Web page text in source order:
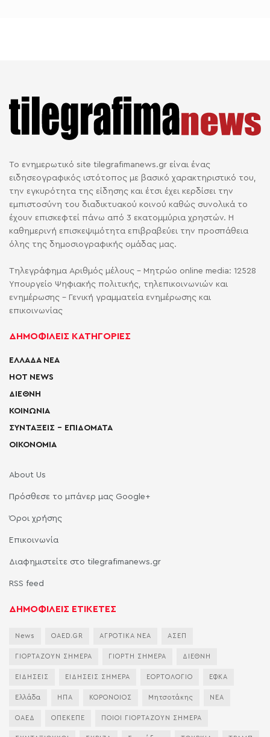
Το ενημερωτικό site tilegrafimanews.gr είναι ένας
ειδησεογραφικός ιστότοπος με βασικό χαρακτηριστικό του,
την εγκυρότητα της είδησης και έτσι έχει κερδίσει την
εμπιστοσύνη του διαδικτυακού κοινού καθώς συνολικά το
έχουν επισκεφτεί πάνω από 3 εκατομμύρια χρηστών. Η
καθημερινή επισκεψιμότητα επιβραβεύει την προσπάθεια
όλης της δημοσιογραφικής ομάδας μας.
Τηλεγράφημα Αριθμός μέλους - Μητρώο online media: 12528
Υπουργείο Ψηφιακής πολιτικής, τηλεπικοινωνιών και
ενημέρωσης - Γενική γραμματεία ενημέρωσης και
επικοινωνίας
ΔΗΜΟΦΙΛΕΙΣ ΚΑΤΗΓΟΡΙΕΣ
ΕΛΛΑΔΑ ΝΕΑ
HOT NEWS
ΔΙΕΘΝΗ
ΚΟΙΝΩΝΙΑ
ΣΥΝΤΑΞΕΙΣ – ΕΠΙΔΟΜΑΤΑ
ΟΙΚΟΝΟΜΙΑ
About Us
Πρόσθεσε το μπάνερ μας Google+
Όροι χρήσης
Επικοινωνία
Διαφημιστείτε στο tilegrafimanews.gr
RSS feed
ΔΗΜΟΦΙΛΕΙΣ ΕΤΙΚΕΤΕΣ
News OAED.GR ΑΓΡΟΤΙΚΑ ΝΕΑ ΑΣΕΠ
ΓΙΟΡΤΑΖΟΥΝ ΣΗΜΕΡΑ ΓΙΟΡΤΗ ΣΗΜΕΡΑ ΔΙΕΘΝΗ
ΕΙΔΗΣΕΙΣ ΕΙΔΗΣΕΙΣ ΣΗΜΕΡΑ ΕΟΡΤΟΛΟΓΙΟ ΕΦΚΑ
Ελλάδα ΗΠΑ ΚΟΡΟΝΟΙΟΣ Μητσοτάκης ΝΕΑ
ΟΑΕΔ ΟΠΕΚΕΠΕ ΠΟΙΟΙ ΓΙΟΡΤΑΖΟΥΝ ΣΗΜΕΡΑ